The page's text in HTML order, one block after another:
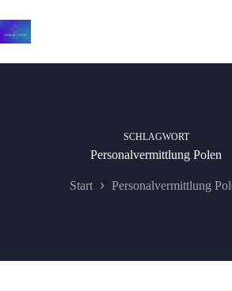
Inhalt
springen
SCHLAGWORT
Personalvermittlung Polen
Start Personalvermittlung